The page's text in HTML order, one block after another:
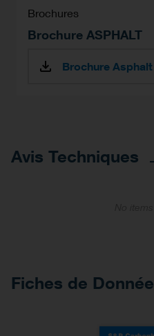
Brochures
Brochure ASPHALT
Brochure Asphalt
Avis Techniques
Fiches de